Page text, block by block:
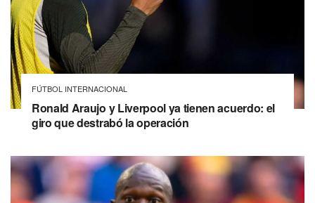
FÚTBOL INTERNACIONAL
Ronald Araujo y Liverpool ya tienen acuerdo: el
giro que destrabó la operación